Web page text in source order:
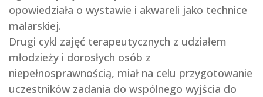
opowiedziała o wystawie i akwareli jako technice
malarskiej.
Drugi cykl zajęć terapeutycznych z udziałem
młodzieży i dorosłych osób z
niepełnosprawnością, miał na celu przygotowanie
uczestników zadania do wspólnego wyjścia do